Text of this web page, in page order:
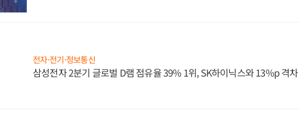
전자·전기·정보통신
삼성전자 2분기 글로벌 D램 점유율 39% 1위, SK하이닉스와 13%p 격차